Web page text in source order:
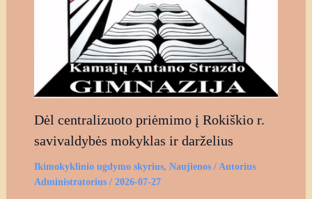
Dėl centralizuoto priėmimo į Rokiškio r.
savivaldybės mokyklas ir darželius
Ikimokyklinio ugdymo skyrius, Naujienos/ Autorius
Administratorius / 2026-07-27